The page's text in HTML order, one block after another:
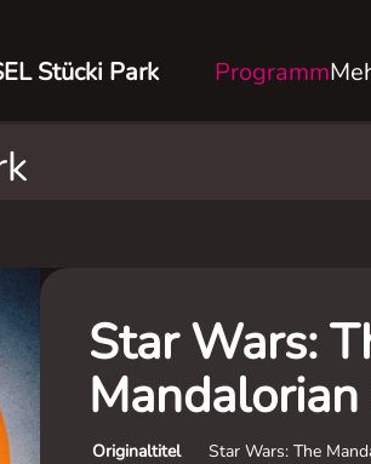
Stücki Park Programm
Star Wars:
Originaltitel
Star Wars: The